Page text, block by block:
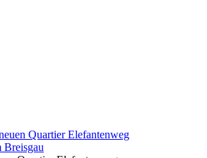
Breisgau